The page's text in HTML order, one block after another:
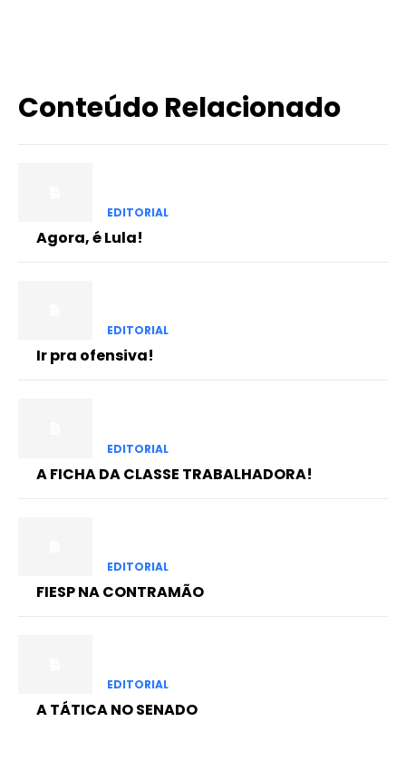
Conteúdo Relacionado
EDITORIAL
Agora, é Lula!
EDITORIAL
Ir pra ofensiva!
EDITORIAL
A FICHA DA CLASSE TRABALHADORA!
EDITORIAL
FIESP NA CONTRAMÃO
EDITORIAL
A TÁTICA NO SENADO